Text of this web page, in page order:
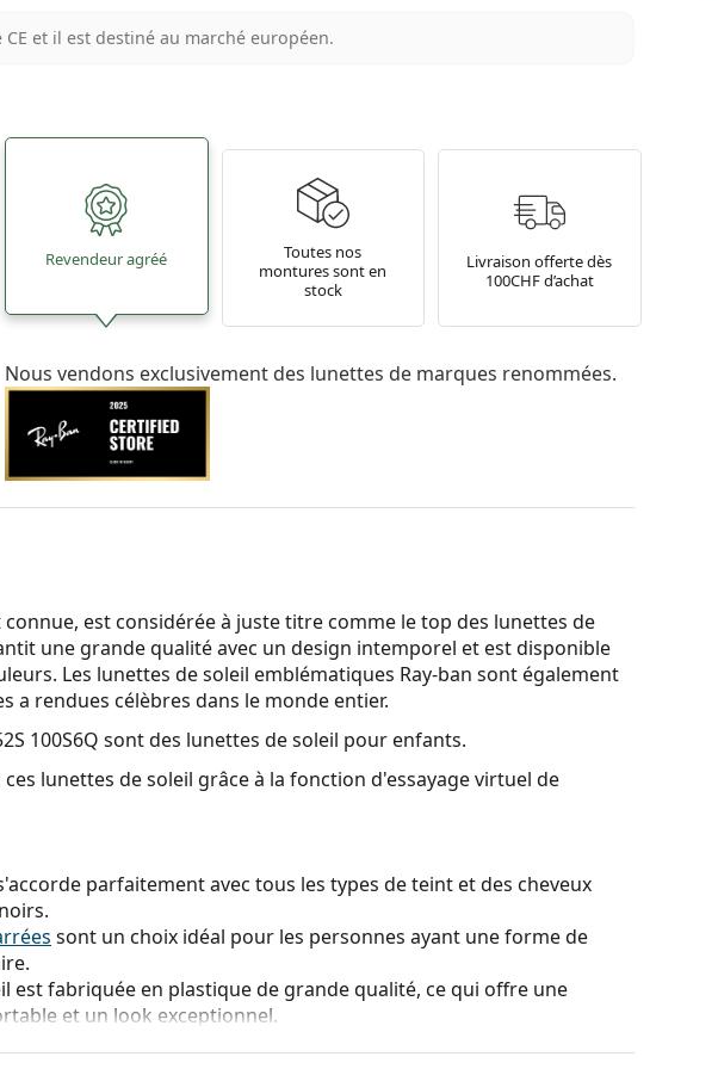
et il est destiné au marché européen.
Revendeur agréé
Toutes nos
montures sont en
stock
Livraison offerte dès
100CHF d’achat
Nous vendons exclusivement des lunettes de marques renommées.
est considérée à juste titre comme le top des lunettes de
une grande qualité avec un design intemporel et est disponible
Les lunettes de soleil emblématiques Ray-ban sont également
a rendues célèbres dans le monde entier.
100S6Q sont des lunettes de soleil pour enfants.
lunettes de soleil grâce à la fonction d'essayage virtuel de
parfaitement avec tous les types de teint et des cheveux
sont un choix idéal pour les personnes ayant une forme de
est fabriquée en plastique de grande qualité, ce qui offre une
et un look exceptionnel.